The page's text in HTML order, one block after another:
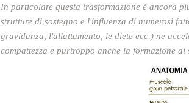
In particolare questa trasformazione è ancora
strutture di sostegno e l'influenza di numerosi
gravidanza, l'allattamento, le diete ecc.) ne
compattezza e purtroppo anche la formazione di